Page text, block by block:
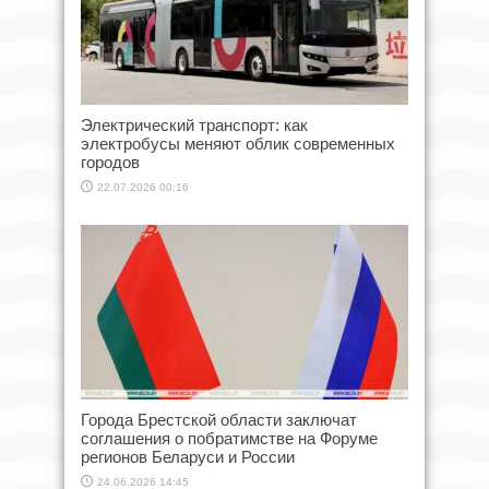
Электрический транспорт: как
электробусы меняют облик современных
городов
22.07.2026 00:16
Города Брестской области заключат
соглашения о побратимстве на Форуме
регионов Беларуси и России
24.06.2026 14:45